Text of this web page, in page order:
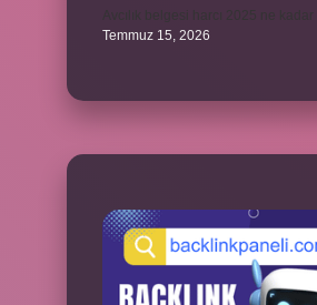
Temmuz 15, 2026